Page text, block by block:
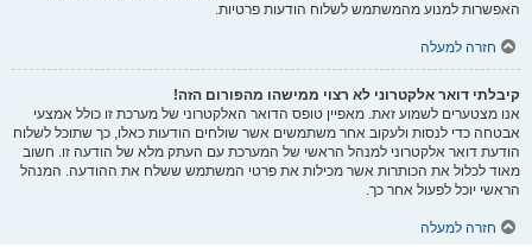
האפשרות למנוע מהמשתמש לשלוח הודעות פרטיות.
חזרה למעלה
קיבלתי דואר אלקטרוני לא רצוי ממישהו מהפורום הזה!
אנו מצטערים לשמוע זאת. מאפיין טופס הדואר האלקטרוני של מערכת זו כולל אמצעי
אבטחה כדי לנסות ולעקוב אחר משתמשים אשר שולחים הודעות כאלו, כך שתוכל לשלוח
הודעת דואר אלקטרוני למנהל הראשי של המערכת עם העתק מלא של הודעה זו. חשוב
מאוד לכלול את הכותרות אשר מכילות את פרטי המשתמש ששלח את ההודעה. המנהל
הראשי יוכל לפעול אחר כך.
חזרה למעלה